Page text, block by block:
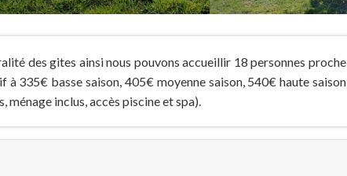
des gites ainsi nous pouvons accueillir 18 personnes proche
à 335€ basse saison, 405€ moyenne saison, 540€ haute saison
inclus, accès piscine et spa).